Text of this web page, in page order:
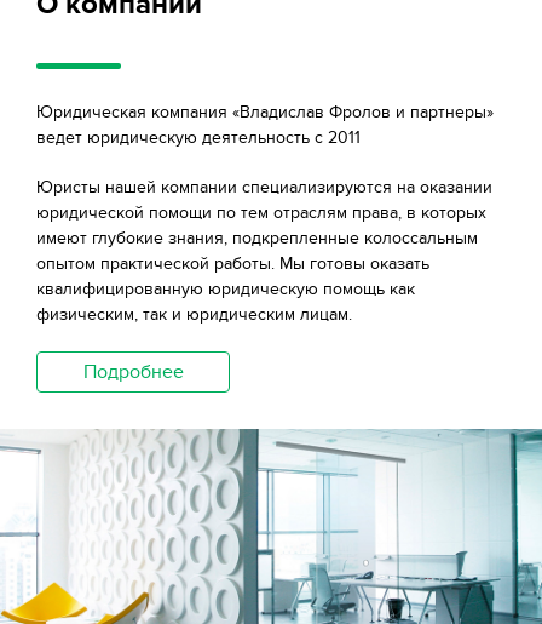
Юридическая компания «Владислав Фролов и партнеры»
ведет юридическую деятельность с 2011
Юристы нашей компании специализируются на оказании
юридической помощи по тем отраслям права, в которых
имеют глубокие знания, подкрепленные колоссальным
опытом практической работы. Мы готовы оказать
квалифицированную юридическую помощь как
физическим, так и юридическим лицам.
Подробнее